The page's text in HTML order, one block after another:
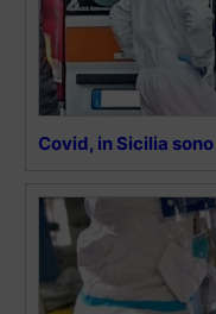
Covid, in Sicilia